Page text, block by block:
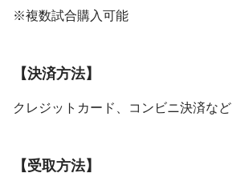
※複数試合購入可能
【決済方法】
クレジットカード、コンビニ決済など
【受取方法】